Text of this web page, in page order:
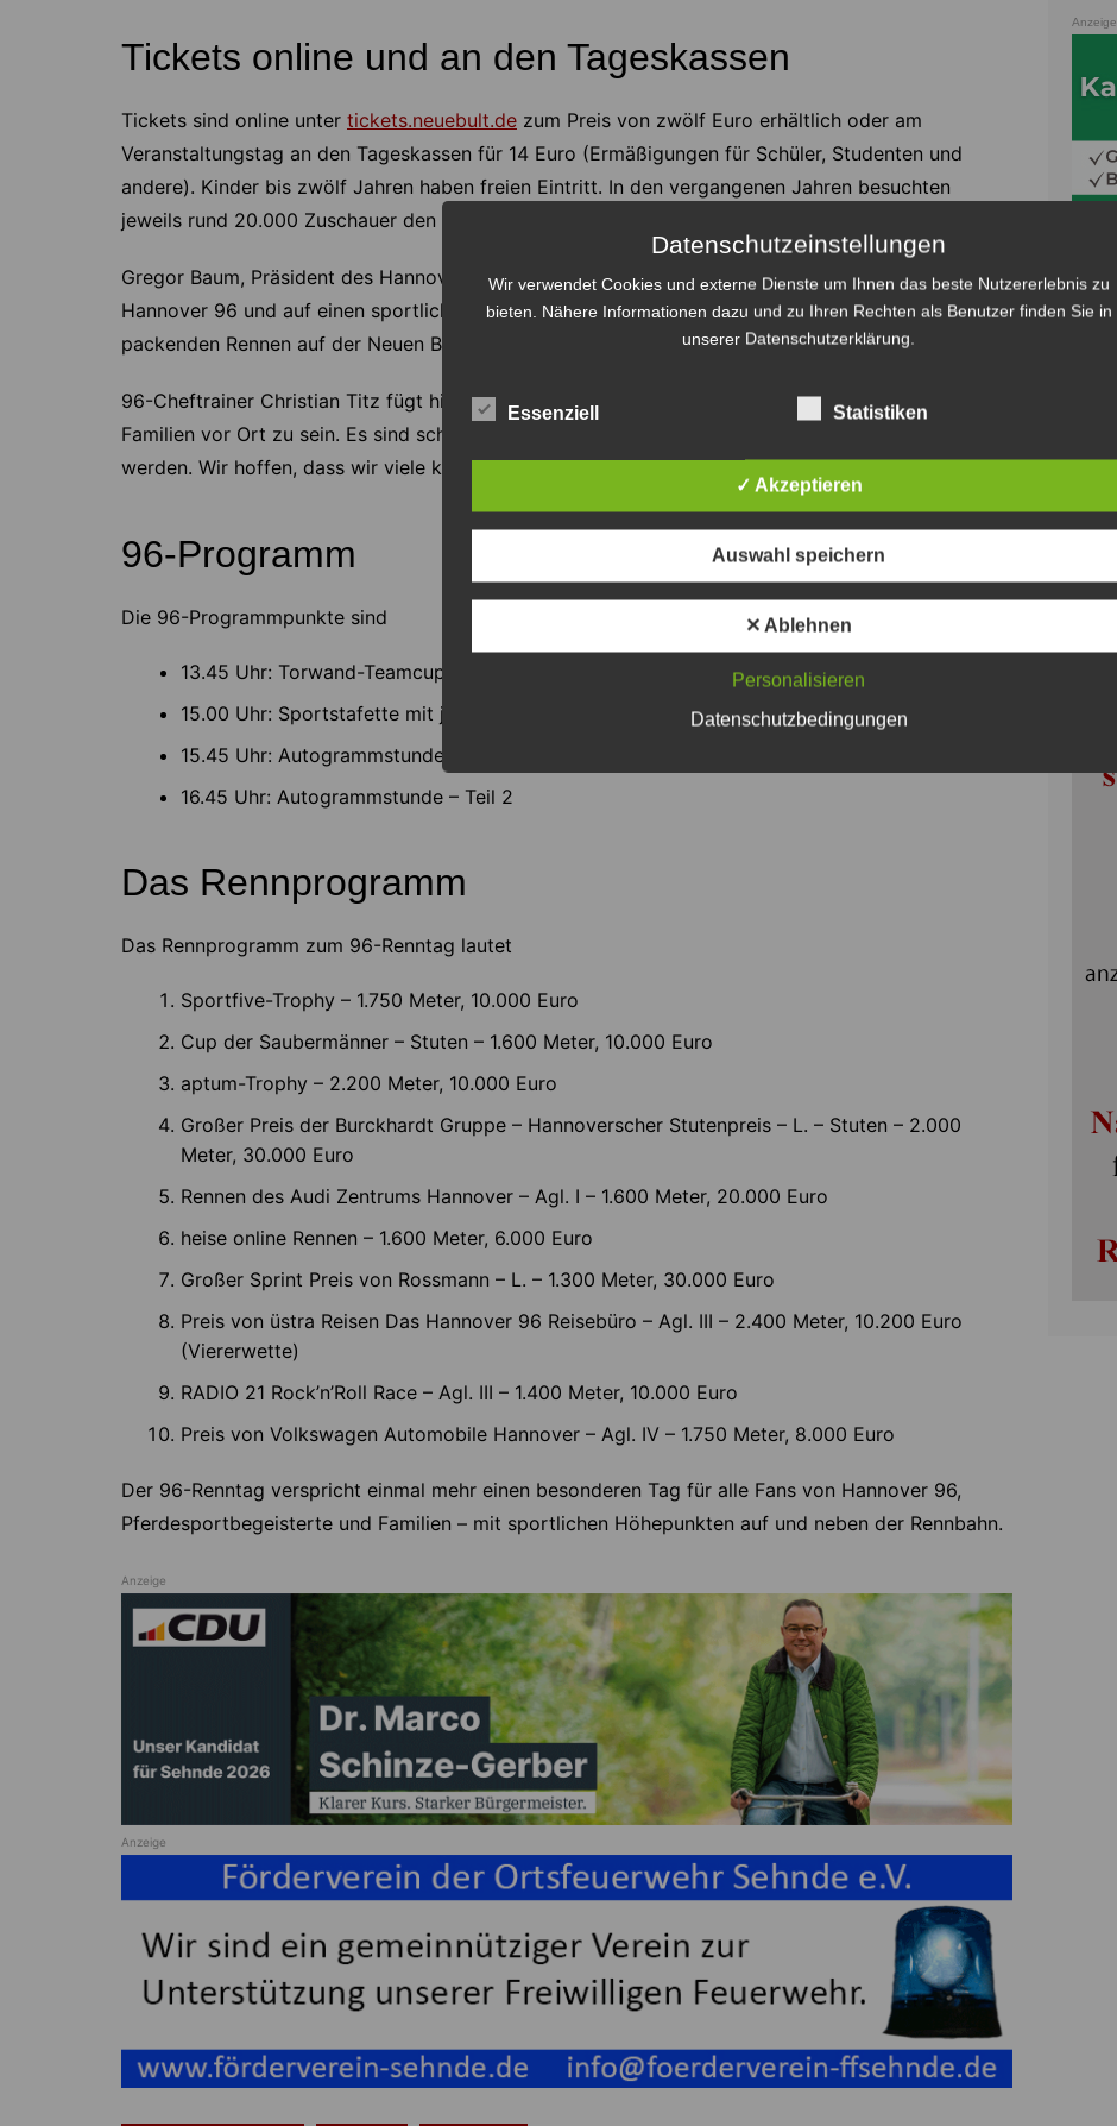
Tickets online und an den Tageskassen
Tickets sind online unter tickets.neuebult.de zum Preis von zwölf Euro erhältlich oder am
Veranstaltungstag an den Tageskassen für 14 Euro (Ermäßigungen für Schüler, Studenten und
andere). Kinder bis zwölf Jahren haben freien Eintritt. In den vergangenen Jahren besuchten
jeweils rund 20.000 Zuschauer den 96-Renntag.
Gregor Baum, Präsident des Hannoverschen Rennverein, erklärt: „Wir freuen uns auf das Team von
Hannover 96 und auf einen sportlich hochkarätigen Saisonauftakt mit 96 Pferden in zehn
packenden Rennen auf der Neuen Bult.“
96-Cheftrainer Christian Titz fügt hinzu: „Das wird ein tolles Event! Wir freuen uns darauf, mit den
Familien vor Ort zu sein. Es sind schöne Aktionen geplant, die wir mit der Mannschaft begleiten
werden. Wir hoffen, dass wir viele kleine und große 96-Fans beim Renntag treffen werden.“
96-Programm
Die 96-Programmpunkte sind
13.45 Uhr: Torwand-Teamcup – Torwandschießen mit drei 96-Profis
15.00 Uhr: Sportstafette mit je vier Profis und Mitgliedern aus dem Trainerteam
15.45 Uhr: Autogrammstunde – Teil 1
16.45 Uhr: Autogrammstunde – Teil 2
Das Rennprogramm
Das Rennprogramm zum 96-Renntag lautet
Sportfive-Trophy – 1.750 Meter, 10.000 Euro
Cup der Saubermänner – Stuten – 1.600 Meter, 10.000 Euro
aptum-Trophy – 2.200 Meter, 10.000 Euro
Großer Preis der Burckhardt Gruppe – Hannoverscher Stutenpreis – L. – Stuten – 2.000
Meter, 30.000 Euro
Rennen des Audi Zentrums Hannover – Agl. I – 1.600 Meter, 20.000 Euro
heise online Rennen – 1.600 Meter, 6.000 Euro
Großer Sprint Preis von Rossmann – L. – 1.300 Meter, 30.000 Euro
Preis von üstra Reisen Das Hannover 96 Reisebüro – Agl. III – 2.400 Meter, 10.200 Euro
(Viererwette)
RADIO 21 Rock’n’Roll Race – Agl. III – 1.400 Meter, 10.000 Euro
Preis von Volkswagen Automobile Hannover – Agl. IV – 1.750 Meter, 8.000 Euro
Der 96-Renntag verspricht einmal mehr einen besonderen Tag für alle Fans von Hannover 96,
Pferdesportbegeisterte und Familien – mit sportlichen Höhepunkten auf und neben der Rennbahn.
Anzeige
Anzeige
Anzeige
Datenschutzeinstellungen
Wir verwendet Cookies und externe Dienste um Ihnen das beste Nutzererlebnis zu
bieten. Nähere Informationen dazu und zu Ihren Rechten als Benutzer finden Sie in
unserer Datenschutzerklärung.
Essenziell Statistiken
✓ Akzeptieren
Auswahl speichern
✕ Ablehnen
Personalisieren
Datenschutzbedingungen